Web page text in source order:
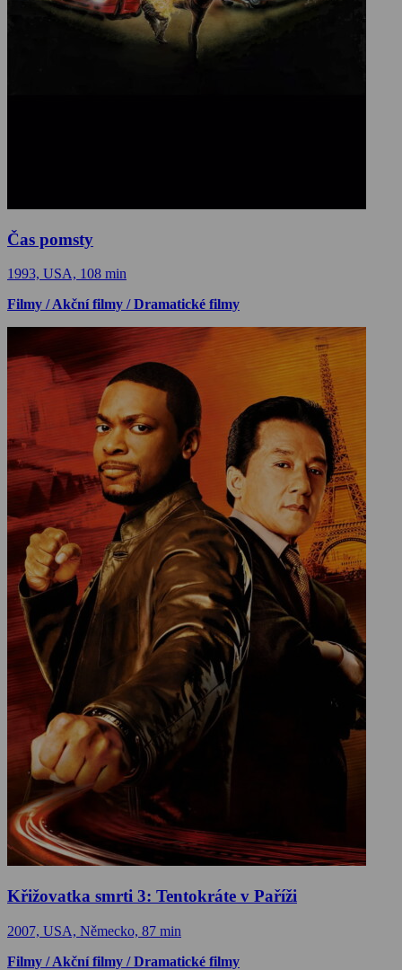
Čas pomsty
1993, USA, 108 min
Filmy / Akční filmy / Dramatické filmy
Křižovatka smrti 3: Tentokráte v Paříži
2007, USA, Německo, 87 min
Filmy / Akční filmy / Dramatické filmy